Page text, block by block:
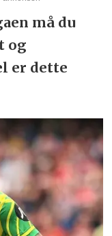
må du
og
er dette